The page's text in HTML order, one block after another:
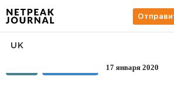
17 января 2020
UK